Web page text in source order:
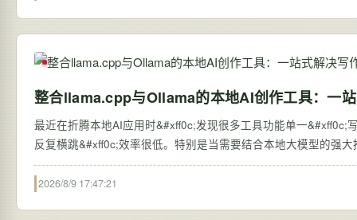
整合llama.cpp与Ollama的本地AI创作工具：一
最近在折腾本地AI应用时&#xff0c;发现很多工具功能单一
反复横跳&#xff0c;效率很低。特别是当需要结合本地大模型的强
2026/8/9 17:47:21